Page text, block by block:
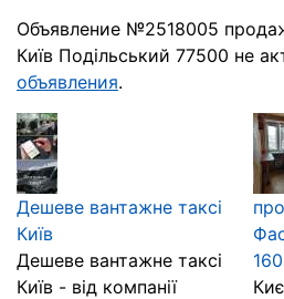
Объявление №2518005
Київ Подільський 77500 не
объявления.
Дешеве вантажне таксі
Київ
Дешеве вантажне таксі
Київ - від компанії